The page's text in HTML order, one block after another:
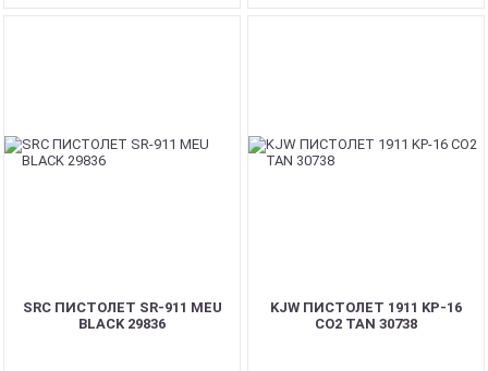
SRC ПИСТОЛЕТ SR-911 MEU
BLACK 29836
KJW ПИСТОЛЕТ 1911 KP-16
CO2 TAN 30738